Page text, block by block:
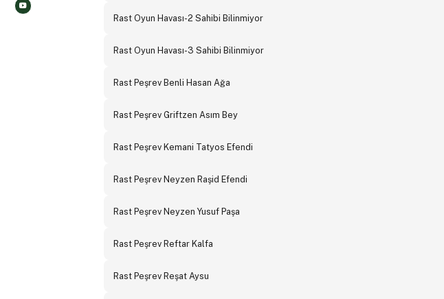
Rast Oyun Havası-2 Sahibi Bilinmiyor
Rast Oyun Havası-3 Sahibi Bilinmiyor
Rast Peşrev Benli Hasan Ağa
Rast Peşrev Griftzen Asım Bey
Rast Peşrev Kemani Tatyos Efendi
Rast Peşrev Neyzen Raşid Efendi
Rast Peşrev Neyzen Yusuf Paşa
Rast Peşrev Reftar Kalfa
Rast Peşrev Reşat Aysu